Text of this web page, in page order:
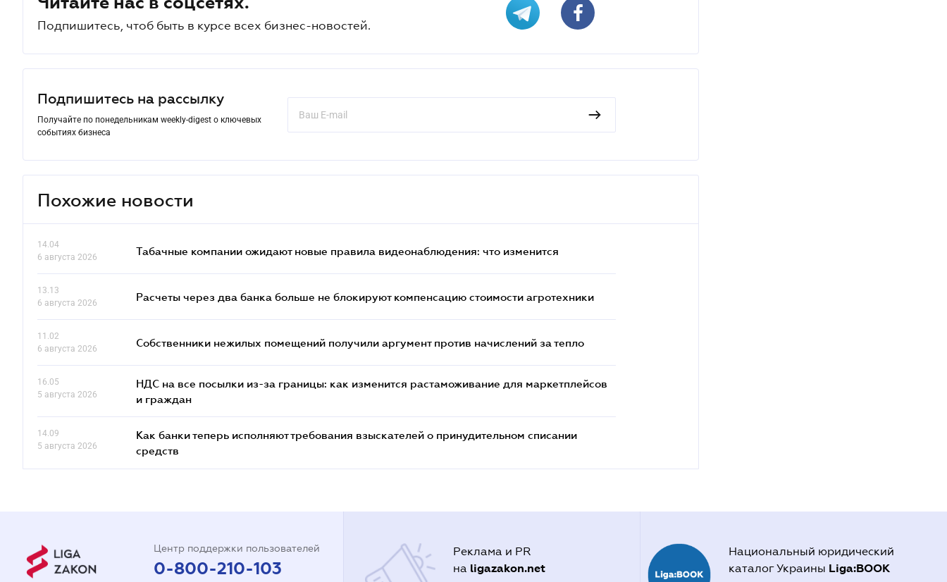
Подпишитесь, чтоб быть в курсе всех бизнес-новостей.
Подпишитесь на рассылку
Получайте по понедельникам weekly-digest о ключевых
событиях бизнеса
Похожие новости
14.04
6 августа 2026
Табачные компании ожидают новые правила видеонаблюдения: что изменится
13.13
6 августа 2026
Расчеты через два банка больше не блокируют компенсацию стоимости агротехники
11.02
6 августа 2026
Собственники нежилых помещений получили аргумент против начислений за тепло
16.05
5 августа 2026
НДС на все посылки из-за границы: как изменится растаможивание для маркетплейсов
и граждан
14.09
5 августа 2026
Как банки теперь исполняют требования взыскателей о принудительном списании
средств
Центр поддержки пользователей
0-800-210-103
Реклама и PR
на ligazakon.net
Национальный юридический
каталог Украины Liga:BOOK